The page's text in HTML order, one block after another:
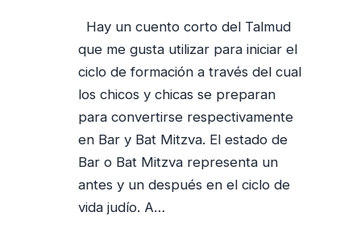
Hay un cuento corto del Talmud
que me gusta utilizar para iniciar el
ciclo de formación a través del cual
los chicos y chicas se preparan
para convertirse respectivamente
en Bar y Bat Mitzva. El estado de
Bar o Bat Mitzva representa un
antes y un después en el ciclo de
vida judío. A…